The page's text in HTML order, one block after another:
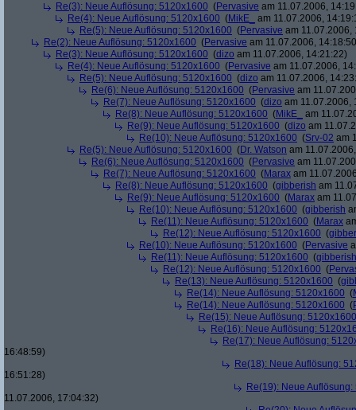
Re(3): Neue Auflösung: 5120x1600 (Pervasive am 11.07.2006,
Re(4): Neue Auflösung: 5120x1600 (MikE_
am 11.07.2006,
Re(5): Neue Auflösung: 5120x1600 (Pervasive am 11.07.2006,
Re(2): Neue Auflösung: 5120x1600 (Pervasive am 11.07.2006,
Re(3): Neue Auflösung: 5120x1600 (dizo am 11.07.2006, 14:21:22)
Re(4): Neue Auflösung: 5120x1600 (Pervasive am 11.07.2006,
Re(5): Neue Auflösung: 5120x1600 (dizo am 11.07.2006,
Re(6): Neue Auflösung: 5120x1600 (Pervasive am
Re(7): Neue Auflösung: 5120x1600 (dizo am 11.07.2006,
Re(8): Neue Auflösung: 5120x1600 (MikE_
am
Re(9): Neue Auflösung: 5120x1600 (dizo am
Re(10): Neue Auflösung: 5120x1600 (Srv-02 am
Re(5): Neue Auflösung: 5120x1600 (Dr. Watson am
Re(6): Neue Auflösung: 5120x1600 (Pervasive am
Re(7): Neue Auflösung: 5120x1600 (Marax am
Re(8): Neue Auflösung: 5120x1600 (gibberish am
Re(9): Neue Auflösung: 5120x1600 (Marax am
Re(10): Neue Auflösung: 5120x1600 (gibberish
Re(11): Neue Auflösung: 5120x1600 (Marax
Re(12): Neue Auflösung: 5120x1600 (
Re(10): Neue Auflösung: 5120x1600 (Pervasive
Re(11): Neue Auflösung: 5120x1600 (gibberish
Re(12): Neue Auflösung: 5120x1600 (
Re(13): Neue Auflösung: 5120x1600 (
Re(14): Neue Auflösung: 5120x1600 (
Re(14): Neue Auflösung: 5120x1600 (
Re(15): Neue Auflösung: 5120x1600
Re(16): Neue Auflösung:
Re(17): Neue Auflösung:
16:48:59)
Re(18): Neue Auflösung:
16:51:28)
Re(19): Neue
11.07.2006, 17:04:32)